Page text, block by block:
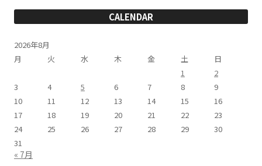
ー
CALENDAR
2026年8月
月
火 水 木 金 土
日
1
2
3
4 5 6 7 8
9
10
11 12 13 14 15
16
17
18 19 20 21 22
23
24
25 26 27 28 29
30
31
« 7月